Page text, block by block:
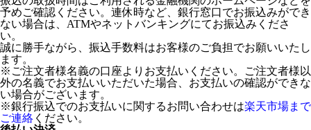
予めご確認ください。連休時など、銀行窓口でお振込みができ
ない場合は、ATMやネットバンキングにてお振込みくださ
い。
誠に勝手ながら、振込手数料はお客様のご負担でお願いいたし
ます。
※ご注文者様名義の口座よりお支払いください。ご注文者様以
外の名義でお支払いいただいた場合、お支払いの確認ができな
い場合がございます。
※銀行振込でのお支払いに関するお問い合わせは楽天市場まで
ご連絡 ください。